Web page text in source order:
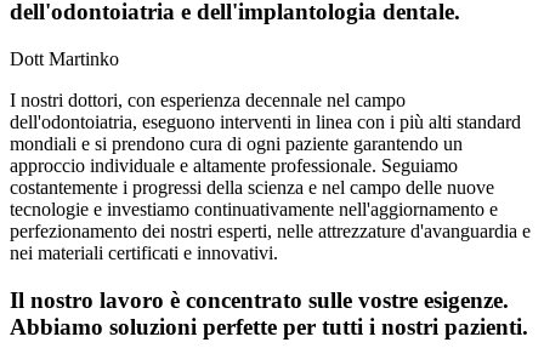
dell'odontoiatria e dell'implantologia dentale.
Dott Martinko
I nostri dottori, con esperienza decennale nel campo
dell'odontoiatria, eseguono interventi in linea con i più alti standard
mondiali e si prendono cura di ogni paziente garantendo un
approccio individuale e altamente professionale. Seguiamo
costantemente i progressi della scienza e nel campo delle nuove
tecnologie e investiamo continuativamente nell'aggiornamento e
perfezionamento dei nostri esperti, nelle attrezzature d'avanguardia e
nei materiali certificati e innovativi.
Il nostro lavoro è concentrato sulle vostre esigenze.
Abbiamo soluzioni perfette per tutti i nostri pazienti.